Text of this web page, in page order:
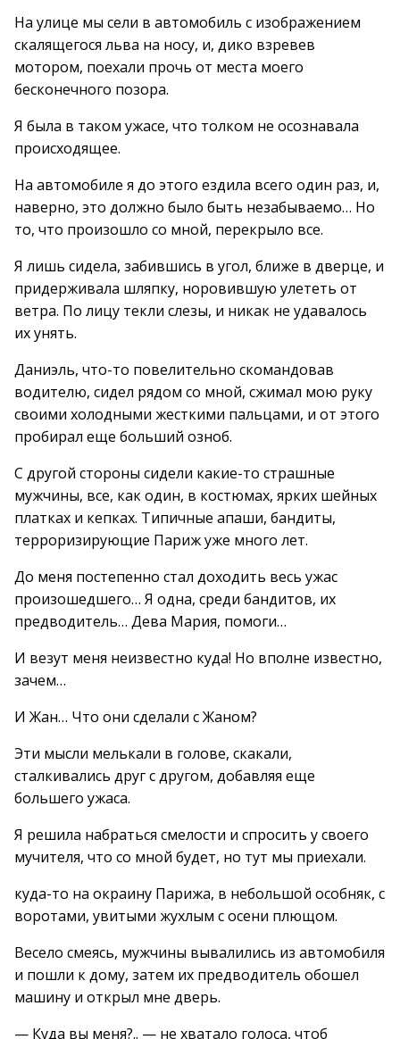
На улице мы сели в автомобиль с изображением
скалящегося льва на носу, и, дико взревев
мотором, поехали прочь от места моего
бесконечного позора.
Я была в таком ужасе, что толком не осознавала
происходящее.
На автомобиле я до этого ездила всего один раз, и,
наверно, это должно было быть незабываемо… Но
то, что произошло со мной, перекрыло все.
Я лишь сидела, забившись в угол, ближе в дверце, и
придерживала шляпку, норовившую улететь от
ветра. По лицу текли слезы, и никак не удавалось
их унять.
Даниэль, что-то повелительно скомандовав
водителю, сидел рядом со мной, сжимал мою руку
своими холодными жесткими пальцами, и от этого
пробирал еще больший озноб.
С другой стороны сидели какие-то страшные
мужчины, все, как один, в костюмах, ярких шейных
платках и кепках. Типичные апаши, бандиты,
терроризирующие Париж уже много лет.
До меня постепенно стал доходить весь ужас
произошедшего… Я одна, среди бандитов, их
предводитель… Дева Мария, помоги…
И везут меня неизвестно куда! Но вполне известно,
зачем…
И Жан… Что они сделали с Жаном?
Эти мысли мелькали в голове, скакали,
сталкивались друг с другом, добавляя еще
большего ужаса.
Я решила набраться смелости и спросить у своего
мучителя, что со мной будет, но тут мы приехали.
куда-то на окраину Парижа, в небольшой особняк, с
воротами, увитыми жухлым с осени плющом.
Весело смеясь, мужчины вывалились из автомобиля
и пошли к дому, затем их предводитель обошел
машину и открыл мне дверь.
— Куда вы меня?.. — не хватало голоса, чтоб